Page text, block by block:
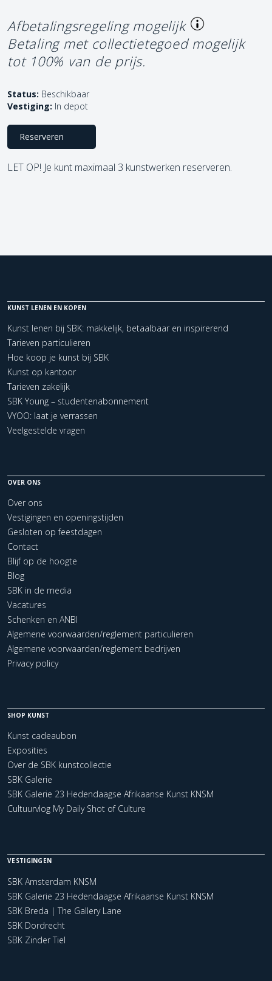
Afbetalingsregeling mogelijk
Betaling met collectietegoed mogelijk
tot 100% van de prijs.
Status: Beschikbaar
Vestiging: In depot
Reserveren
LET OP! Je kunt maximaal 3 kunstwerken reserveren.
KUNST LENEN EN KOPEN
Kunst lenen bij SBK: makkelijk, betaalbaar en inspirerend
Tarieven particulieren
Hoe koop je kunst bij SBK
Kunst op kantoor
Tarieven zakelijk
SBK Young – studentenabonnement
VYOO: laat je verrassen
Veelgestelde vragen
OVER ONS
Over ons
Vestigingen en openingstijden
Gesloten op feestdagen
Contact
Blijf op de hoogte
Blog
SBK in de media
Vacatures
Schenken en ANBI
Algemene voorwaarden/reglement particulieren
Algemene voorwaarden/reglement bedrijven
Privacy policy
SHOP KUNST
Kunst cadeaubon
Exposities
Over de SBK kunstcollectie
SBK Galerie
SBK Galerie 23 Hedendaagse Afrikaanse Kunst KNSM
Cultuurvlog My Daily Shot of Culture
VESTIGINGEN
SBK Amsterdam KNSM
SBK Galerie 23 Hedendaagse Afrikaanse Kunst KNSM
SBK Breda | The Gallery Lane
SBK Dordrecht
SBK Zinder Tiel